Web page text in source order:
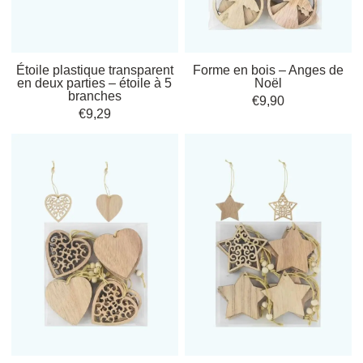
formes décorativesqui insuffleront toute la
magie des fêtes dans votre intérieur ? Laissez-vous inspirer par notre
votre table de fête ou encore enrichir votre sapin, chaque pièce peut
être égayée par des figurines
lumineuses.
Cœurs
: Créez une atmosphère chaleureuse et accueillante.
Flocons de neige
: Pour ajouter une touche hivernale et féerique.
Renne et Père Noël
: Les icônes saisonnières qui rappellent
instantanément l’esprit de Noël.
Idées d’Associations
Mixez lesformes originales pour sapin avec dessuspensions à
accrocherpour une décoration personnalisée.
Utilisez desfigurines festives
sur une cheminée ou sur votre
table de fête pour une ambiance
décoration tendance.
Étoile plastique transparent
en deux parties – étoile à 5
branches
€9,29
Forme en bois – Anges de
Noël
€9,90